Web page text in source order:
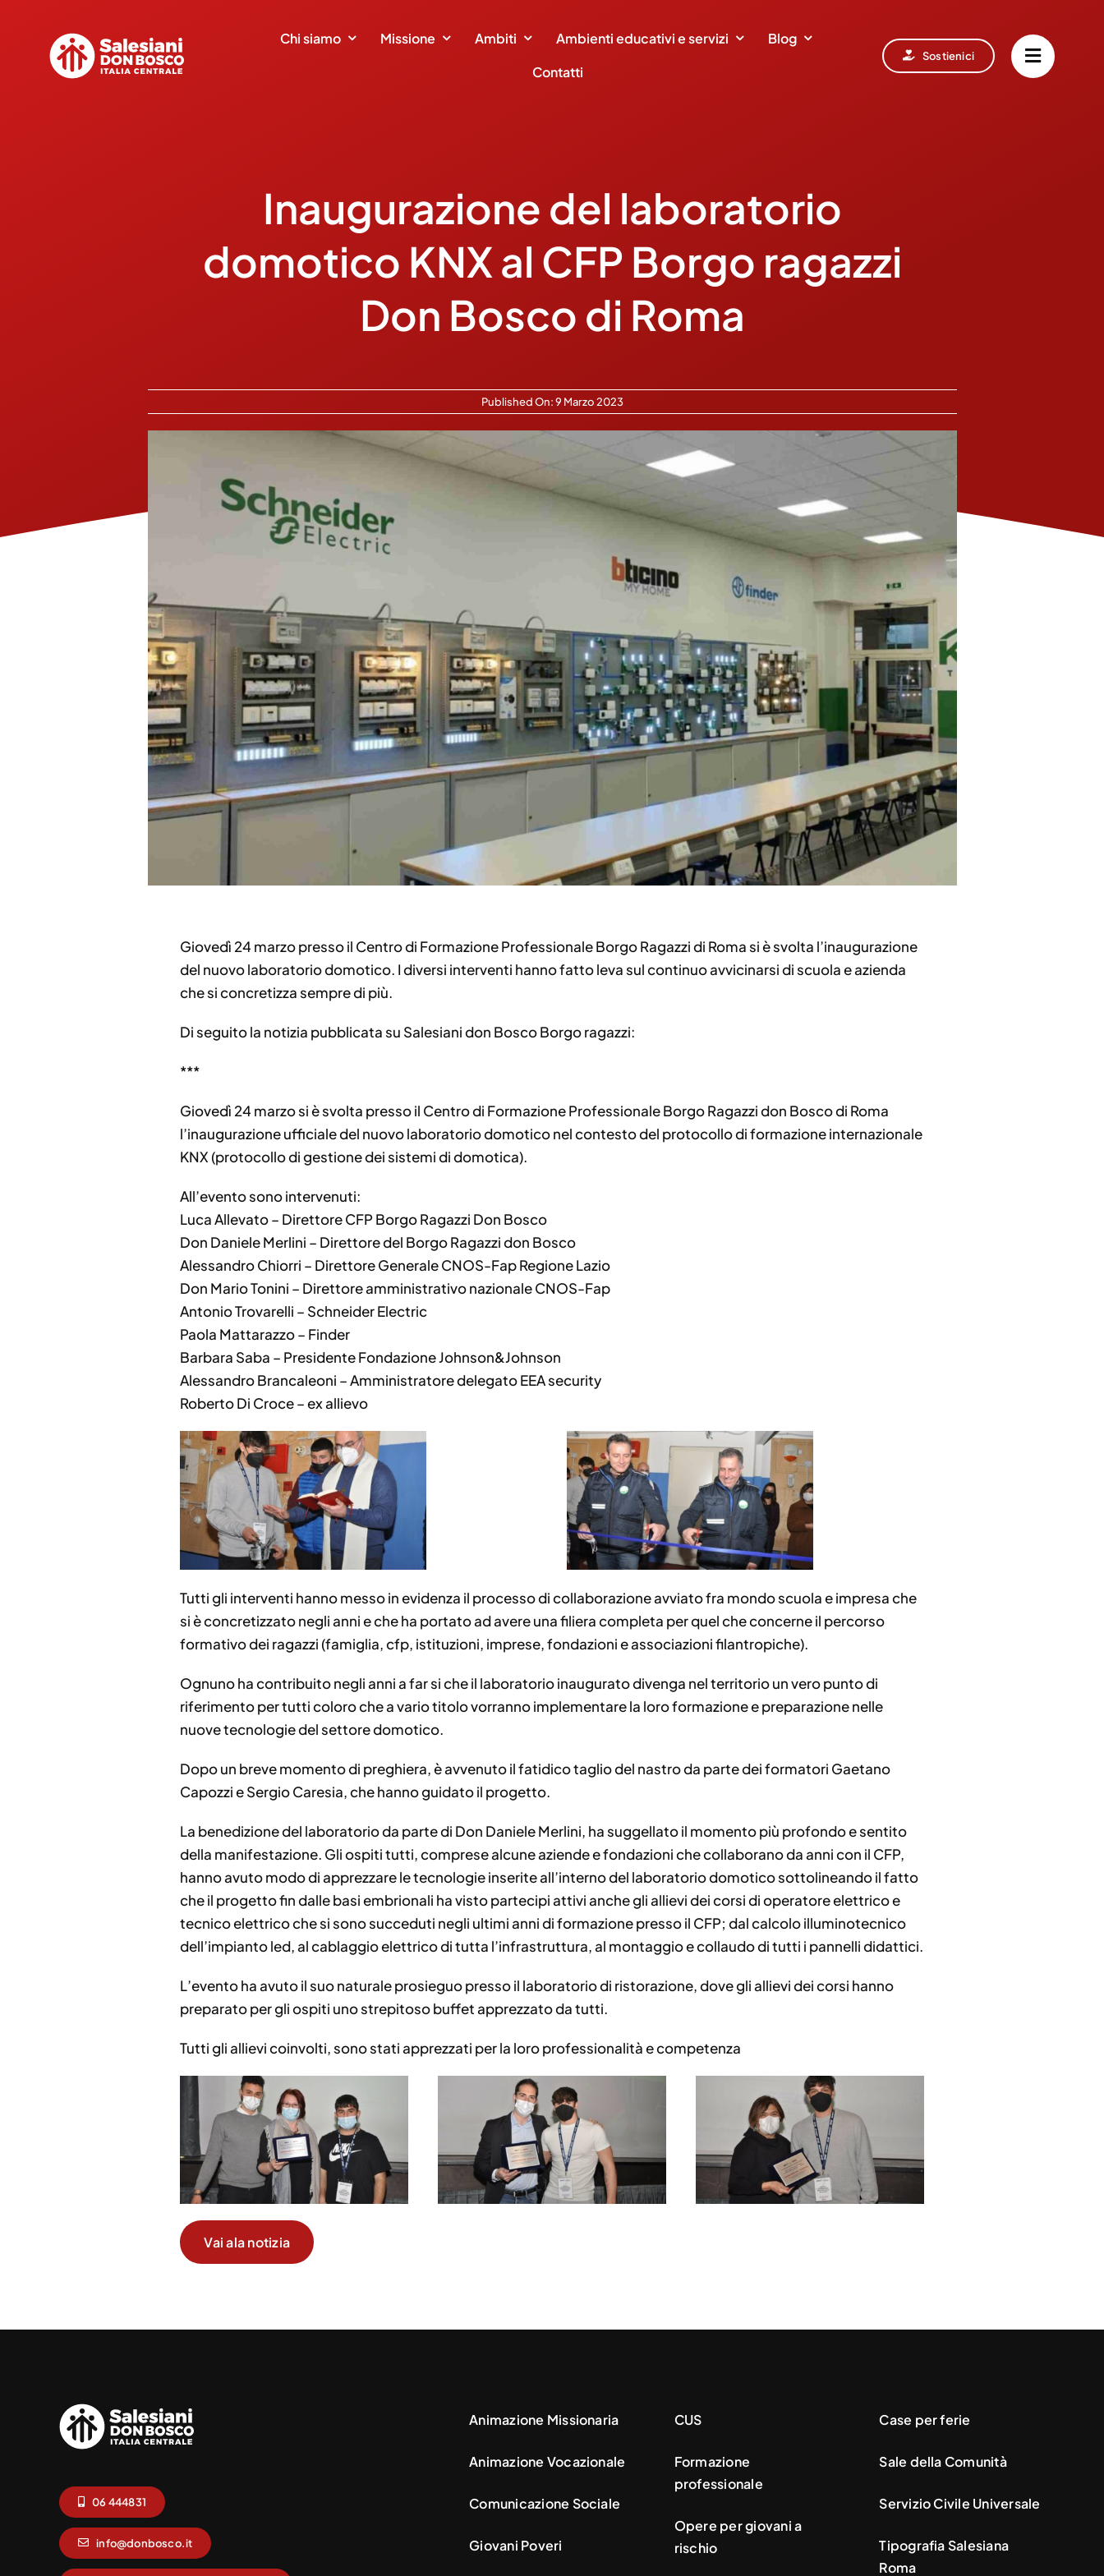
contenuto
Chi siamo Missione Ambiti Ambienti educativi e servizi
Blog
Contatti
Sostienici
Inaugurazione del laboratorio
domotico KNX al CFP Borgo ragazzi
Don Bosco di Roma
Published On: 9 Marzo 2023
Giovedì 24 marzo presso il Centro di Formazione Professionale Borgo Ragazzi di Roma si è svolta l’inaugurazione
del nuovo laboratorio domotico. I diversi interventi hanno fatto leva sul continuo avvicinarsi di scuola e azienda
che si concretizza sempre di più.
Di seguito la notizia pubblicata su Salesiani don Bosco Borgo ragazzi:
***
Giovedì 24 marzo si è svolta presso il Centro di Formazione Professionale Borgo Ragazzi don Bosco di Roma
l’inaugurazione ufficiale del nuovo laboratorio domotico nel contesto del protocollo di formazione internazionale
KNX (protocollo di gestione dei sistemi di domotica).
All’evento sono intervenuti:
Luca Allevato – Direttore CFP Borgo Ragazzi Don Bosco
Don Daniele Merlini – Direttore del Borgo Ragazzi don Bosco
Alessandro Chiorri – Direttore Generale CNOS-Fap Regione Lazio
Don Mario Tonini – Direttore amministrativo nazionale CNOS-Fap
Antonio Trovarelli – Schneider Electric
Paola Mattarazzo – Finder
Barbara Saba – Presidente Fondazione Johnson&Johnson
Alessandro Brancaleoni – Amministratore delegato EEA security
Roberto Di Croce – ex allievo
Tutti gli interventi hanno messo in evidenza il processo di collaborazione avviato fra mondo scuola e impresa che
si è concretizzato negli anni e che ha portato ad avere una filiera completa per quel che concerne il percorso
formativo dei ragazzi (famiglia, cfp, istituzioni, imprese, fondazioni e associazioni filantropiche).
Ognuno ha contribuito negli anni a far si che il laboratorio inaugurato divenga nel territorio un vero punto di
riferimento per tutti coloro che a vario titolo vorranno implementare la loro formazione e preparazione nelle
nuove tecnologie del settore domotico.
Dopo un breve momento di preghiera, è avvenuto il fatidico taglio del nastro da parte dei formatori Gaetano
Capozzi e Sergio Caresia, che hanno guidato il progetto.
La benedizione del laboratorio da parte di Don Daniele Merlini, ha suggellato il momento più profondo e sentito
della manifestazione. Gli ospiti tutti, comprese alcune aziende e fondazioni che collaborano da anni con il CFP,
hanno avuto modo di apprezzare le tecnologie inserite all’interno del laboratorio domotico sottolineando il fatto
che il progetto fin dalle basi embrionali ha visto partecipi attivi anche gli allievi dei corsi di operatore elettrico e
tecnico elettrico che si sono succeduti negli ultimi anni di formazione presso il CFP; dal calcolo illuminotecnico
dell’impianto led, al cablaggio elettrico di tutta l’infrastruttura, al montaggio e collaudo di tutti i pannelli didattici.
L’evento ha avuto il suo naturale prosieguo presso il laboratorio di ristorazione, dove gli allievi dei corsi hanno
preparato per gli ospiti uno strepitoso buffet apprezzato da tutti.
Tutti gli allievi coinvolti, sono stati apprezzati per la loro professionalità e competenza
Vai ala notizia
06 444831
info@donbosco.it
Animazione Missionaria
Animazione Vocazionale
Comunicazione Sociale
Giovani Poveri
CUS
Formazione
professionale
Opere per giovani a
rischio
Case per ferie
Sale della Comunità
Servizio Civile Universale
Tipografia Salesiana
Roma